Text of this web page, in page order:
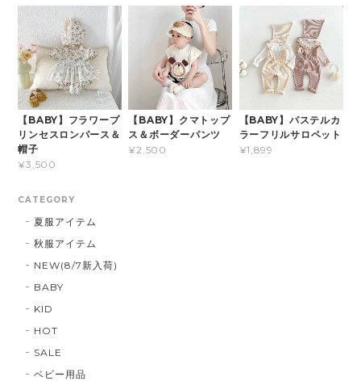
【BABY】フラワープ
リンセスロンパース＆
帽子
¥3,500
【BABY】クマトップ
ス＆ボーダーパンツ
¥2,500
【BABY】パステルカ
ラーフリルサロペット
¥1,899
CATEGORY
夏服アイテム
秋服アイテム
NEW(8/7新入荷)
BABY
KID
HOT
SALE
ベビー用品